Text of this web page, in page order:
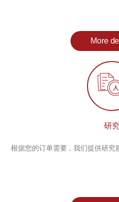
More
研究
根据您的订单需要，我们提供研究